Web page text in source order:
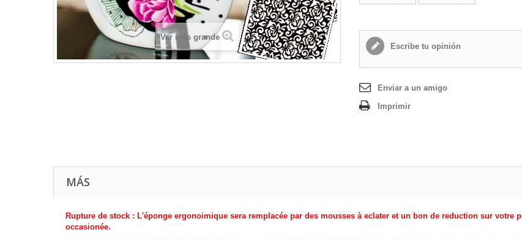
Ver más grande
Escribe tu opinión
Enviar a un amigo
Imprimir
MÁS
Rupture de stock : L'éponge ergonoimique sera remplacée par des mousses à eclater et un bon de reduction sur votre
occasionée.